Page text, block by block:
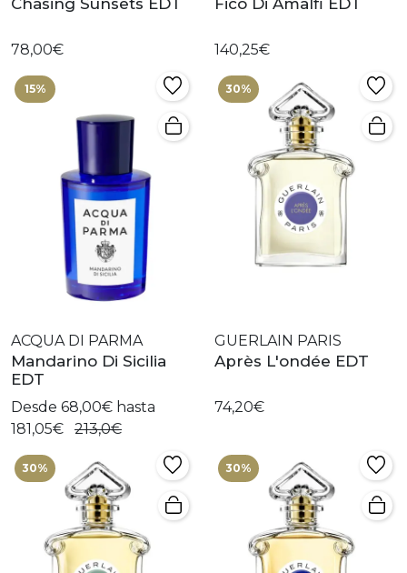
78,00€ 140,25€
15%
ACQUA DI PARMA
Mandarino Di Sicilia
EDT
Desde 68,00€ hasta
181,05€
213,0€
30%
GUERLAIN PARIS
Après L'ondée EDT
74,20€
30% 30%